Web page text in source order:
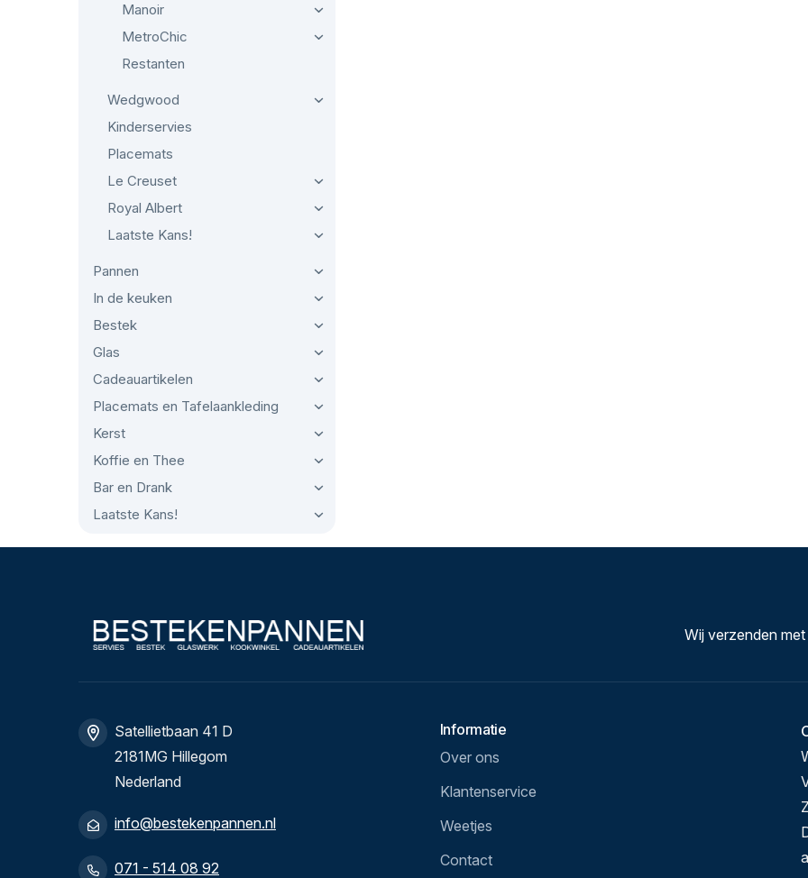
Manoir
MetroChic
Restanten
Wedgwood
Kinderservies
Placemats
Le Creuset
Royal Albert
Laatste Kans!
Pannen
In de keuken
Bestek
Glas
Cadeauartikelen
Placemats en Tafelaankleding
Kerst
Koffie en Thee
Bar en Drank
Laatste Kans!
Wij verzenden met
Satellietbaan 41 D
2181MG Hillegom
Nederland
info@bestekenpannen.nl
071 - 514 08 92
Informatie
Over ons
Klantenservice
Weetjes
Contact